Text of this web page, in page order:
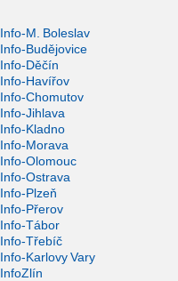
Info-M. Boleslav
Info-Budějovice
Info-Děčín
Info-Havířov
Info-Chomutov
Info-Jihlava
Info-Kladno
Info-Morava
Info-Olomouc
Info-Ostrava
Info-Plzeň
Info-Přerov
Info-Tábor
Info-Třebíč
Info-Karlovy Vary
InfoZlín